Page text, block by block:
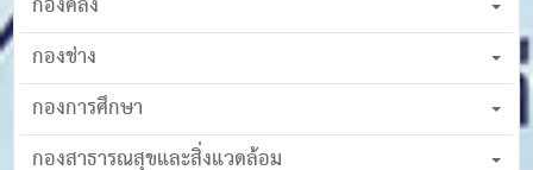
กองช่าง
กองการศึกษา
กองสาธารณสุขและสิ่งแวดล้อม